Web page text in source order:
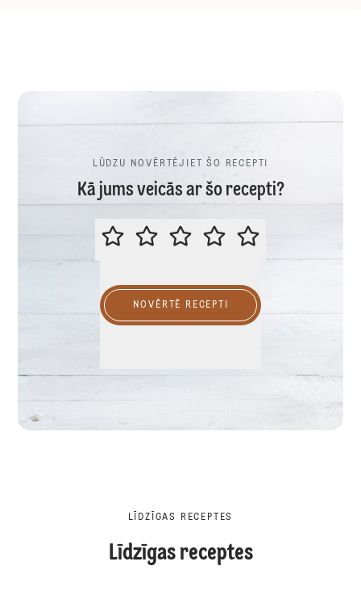
LŪDZU NOVĒRTĒJIET ŠO RECEPTI
Kā jums veicās ar šo recepti?
LŪDZU NOVĒRTĒJIET ŠO RECEPTI
NOVĒRTĒ RECEPTI
LĪDZĪGAS RECEPTES
Līdzīgas receptes